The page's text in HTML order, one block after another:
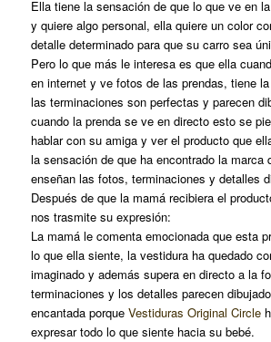
Ella tiene la sensación de que lo que ve en
y quiere algo personal, ella quiere un color
detalle determinado para que su carro sea
Pero lo que más le interesa es que ella
en internet y ve fotos de las prendas, tiene
las terminaciones son perfectas y parecen
cuando la prenda se ve en directo esto se
hablar con su amiga y ver el producto que
la sensación de que ha encontrado la marca
enseñan las fotos, terminaciones y detalles
Después de que la mamá recibiera el
nos trasmite su expresión:
La mamá le comenta emocionada que esta
lo que ella siente, la vestidura ha quedado
imaginado y además supera en directo a la
terminaciones y los detalles parecen
encantada porqueVestiduras Original Circle
expresar todo lo que siente hacia su bebé.